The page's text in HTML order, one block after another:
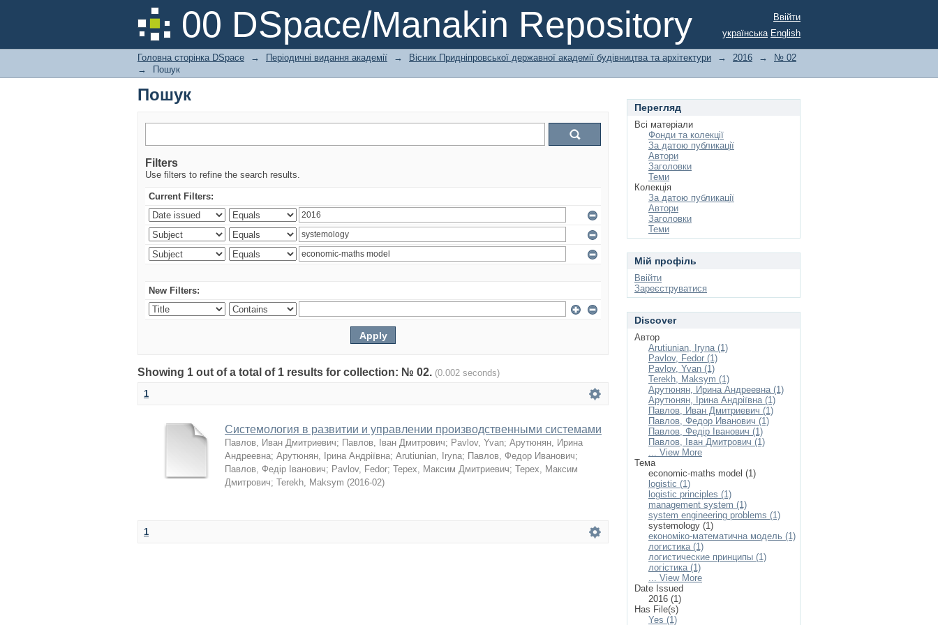
00 DSpace/Manakin Repository
Пошук
Ввійти
українська English
Головна сторінка DSpace → Періодичні видання академії → Вісник Придніпровської державної академії будівництва та архітектури → 2016 →
№ 02
→
Пошук
Пошук
Filters
Use filters to refine the search results.
Current Filters:
New Filters:
Showing 1 out of a total of 1 results for collection: № 02. (0.002 seconds)
1
Системология в развитии и управлении производственными системами
Павлов, Иван Дмитриевич; Павлов, Іван Дмитрович; Pavlov, Yvan; Арутюнян, Ирина
Андреевна; Арутюнян, Ірина Андріївна; Arutiunian, Iryna; Павлов, Федор Иванович;
Павлов, Федір Іванович; Pavlov, Fedor; Терех, Максим Дмитриевич; Терех, Максим
Дмитрович; Terekh, Maksym (2016-02)
1
Перегляд
Всі матеріали
Фонди та колекції
За датою публикації
Автори
Заголовки
Теми
Колекція
За датою публикації
Автори
Заголовки
Теми
Мій профіль
Ввійти
Зареєструватися
Discover
Автор
Arutiunian, Iryna (1)
Pavlov, Fedor (1)
Pavlov, Yvan (1)
Terekh, Maksym (1)
Арутюнян, Ирина Андреевна (1)
Арутюнян, Ірина Андріївна (1)
Павлов, Иван Дмитриевич (1)
Павлов, Федор Иванович (1)
Павлов, Федір Іванович (1)
Павлов, Іван Дмитрович (1)
... View More
Тема
economic-maths model (1)
logistic (1)
logistic principles (1)
management system (1)
system engineering problems (1)
systemology (1)
економіко-математична модель (1)
логистика (1)
логистические принципы (1)
логістика (1)
... View More
Date Issued
2016 (1)
Has File(s)
Yes (1)